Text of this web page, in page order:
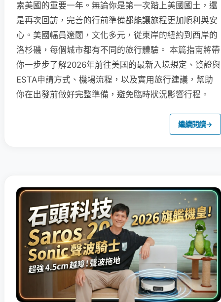
索美國的重要一年。無論你是第一次踏上美國國土，還
是再次回訪，完善的行前準備都能讓旅程更加順利與安
心。美國幅員遼闊，文化多元，從東岸的紐約到西岸的
洛杉磯，每個城市都有不同的旅行體驗。 本篇指南將帶
你一步步了解2026年前往美國的最新入境規定、簽證與
ESTA申請方式、機場流程，以及實用旅行建議，幫助
你在出發前做好完整準備，避免臨時狀況影響行程。
繼續閱讀→